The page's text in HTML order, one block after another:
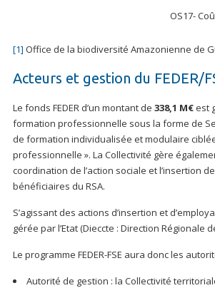
OS17-
[1] Office de la biodiversité Amazonienne de
Acteurs et gestion du FEDER/
Le fonds FEDER d’un montant de 338,1 M€est
formation professionnelle sous la forme de
de formation individualisée et modulaire
professionnelle ». La Collectivité gère
coordination de l’action sociale et l’insertion
bénéficiaires du RSA.
S’agissant des actions d’insertion et
gérée par l’Etat (Dieccte : Direction Régionale
Le programme FEDER-FSE aura donc les
Autorité de gestion : la Collectivité